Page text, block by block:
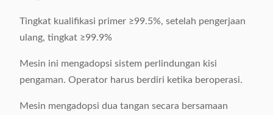
Tingkat kualifikasi primer ≥99.5%, setelah pengerjaan
ulang, tingkat ≥99.9%
Mesin ini mengadopsi sistem perlindungan kisi
pengaman. Operator harus berdiri ketika beroperasi.
Mesin mengadopsi dua tangan secara bersamaan